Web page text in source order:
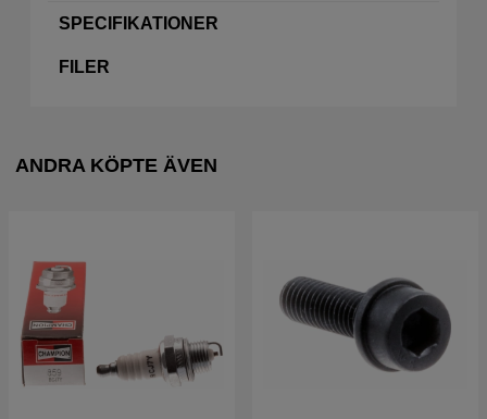
SPECIFIKATIONER
FILER
ANDRA KÖPTE ÄVEN